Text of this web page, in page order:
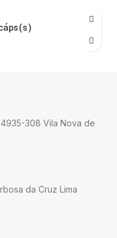
308 Vila Nova de
da Cruz Lima